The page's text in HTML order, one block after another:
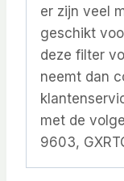
er zijn veel
geschikt
deze filter
neemt dan
met de
9603,